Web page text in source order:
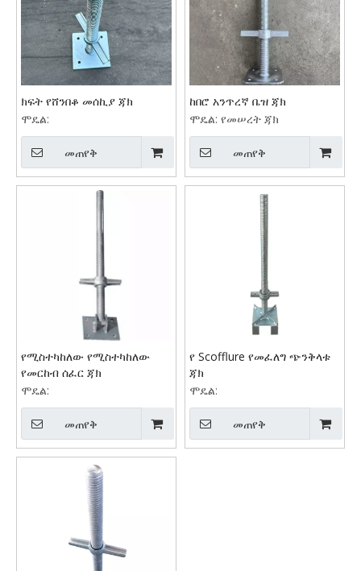
ክፍት የሸንበቆ መሰኪያ ጃክ
ሞዴል:
መጠየቅ
ከበሮ አንጥረኛ ቤዝ ጃክ
ሞዴል: የመሠረት ጃክ
መጠየቅ
የሚስተካከለው የሚስተካከለው
የመርከብ ሰፈር ጃክ
ሞዴል:
መጠየቅ
የ Scofflure የመፈለግ ጭንቅላቱ
ጃክ
ሞዴል:
መጠየቅ